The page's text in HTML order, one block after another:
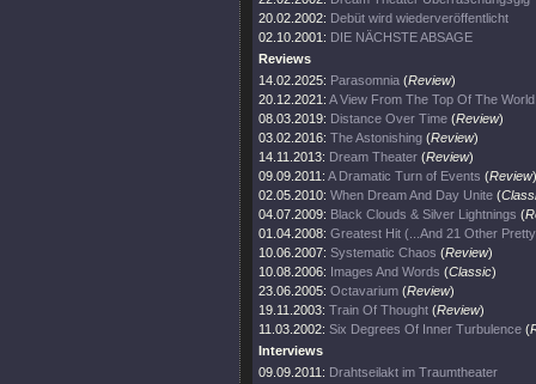
20.02.2002: Debüt wird wiederveröffentlicht
02.10.2001: DIE NÄCHSTE ABSAGE
Reviews
14.02.2025: Parasomnia (Review)
20.12.2021: A View From The Top Of The World
08.03.2019: Distance Over Time (Review)
03.02.2016: The Astonishing (Review)
14.11.2013: Dream Theater (Review)
09.09.2011: A Dramatic Turn of Events (Review)
02.05.2010: When Dream And Day Unite (
04.07.2009: Black Clouds & Silver Lightnings (
01.04.2008: Greatest Hit (...And 21 Other
10.06.2007: Systematic Chaos (Review)
10.08.2006: Images And Words (Classic)
23.06.2005: Octavarium (Review)
19.11.2003: Train Of Thought (Review)
11.03.2002: Six Degrees Of Inner Turbulence (
Interviews
09.09.2011: Drahtseilakt im Traumtheater